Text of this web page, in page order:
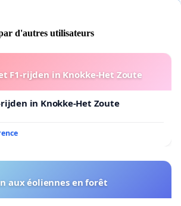
d'autres utilisateurs
F1-rijden in Knokke-Het Zoute
in Knokke-Het Zoute
aux éoliennes en forêt